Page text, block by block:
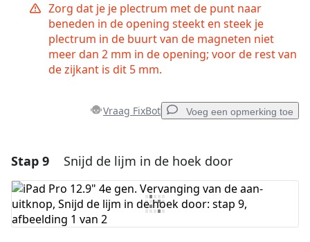
Zorg dat je je plectrum met de punt naar
beneden in de opening steekt en steek je
plectrum in de buurt van de magneten niet
meer dan 2 mm in de opening; voor de rest van
de zijkant is dit 5 mm.
Vraag FixBot Voeg een opmerking toe
Voeg een opmerking toe
Voeg opmerking toe
Stap 9 Snijd de lijm in de hoek door